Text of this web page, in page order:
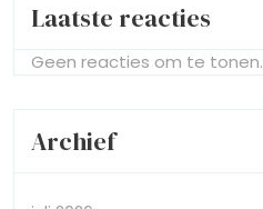
Laatste reacties
Geen reacties om te tonen.
Archief